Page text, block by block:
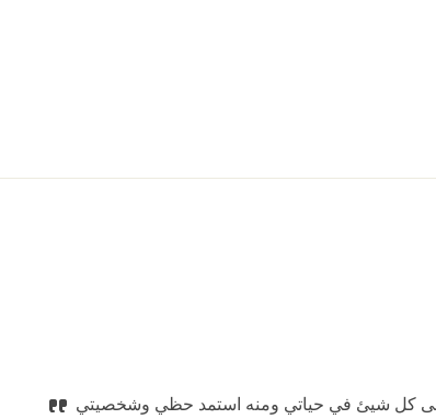
على كل شيئ في حياتي ومنه استمد حظي وشخصيتي